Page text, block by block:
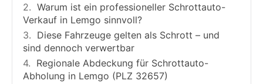
Warum ist ein professioneller Schrottauto-
Verkauf in Lemgo sinnvoll?
Diese Fahrzeuge gelten als Schrott – und
sind dennoch verwertbar
Regionale Abdeckung für Schrottauto-
Abholung in Lemgo (PLZ 32657)